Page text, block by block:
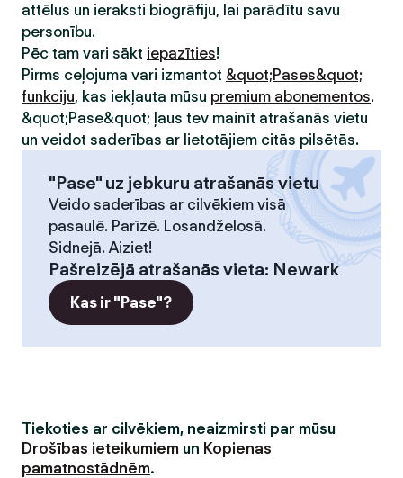
attēlus un ieraksti biogrāfiju, lai parādītu savu
personību.
Pēc tam vari sākt iepazīties!
Pirms ceļojuma vari izmantot &quot;Pases&quot;
funkciju, kas iekļauta mūsu premium abonementos.
&quot;Pase&quot; ļaus tev mainīt atrašanās vietu
un veidot saderības ar lietotājiem citās pilsētās.
"Pase" uz jebkuru atrašanās vietu
Veido saderības ar cilvēkiem visā
pasaulē. Parīzē. Losandželosā.
Sidnejā. Aiziet!
Pašreizējā atrašanās vieta: Newark
Kas ir "Pase"?
Tiekoties ar cilvēkiem, neaizmirsti par mūsu
Drošības ieteikumiem un Kopienas
pamatnostādnēm.